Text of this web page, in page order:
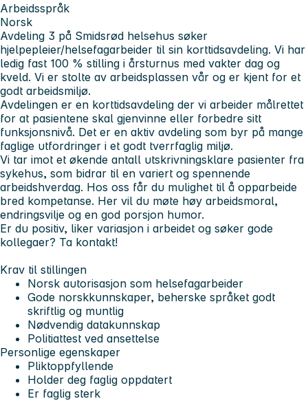
Arbeidsspråk
Norsk
Avdeling 3 på Smidsrød helsehus søker
hjelpepleier/helsefagarbeider til sin korttidsavdeling. Vi har
ledig fast 100 % stilling i årsturnus med vakter dag og
kveld. Vi er stolte av arbeidsplassen vår og er kjent for et
godt arbeidsmiljø.
Avdelingen er en korttidsavdeling der vi arbeider målrettet
for at pasientene skal gjenvinne eller forbedre sitt
funksjonsnivå. Det er en aktiv avdeling som byr på mange
faglige utfordringer i et godt tverrfaglig miljø.
Vi tar imot et økende antall utskrivningsklare pasienter fra
sykehus, som bidrar til en variert og spennende
arbeidshverdag. Hos oss får du mulighet til å opparbeide
bred kompetanse. Her vil du møte høy arbeidsmoral,
endringsvilje og en god porsjon humor.
Er du positiv, liker variasjon i arbeidet og søker gode
kollegaer? Ta kontakt!
Krav til stillingen
Norsk autorisasjon som helsefagarbeider
Gode norskkunnskaper, beherske språket godt
skriftlig og muntlig
Nødvendig datakunnskap
Politiattest ved ansettelse
Personlige egenskaper
Pliktoppfyllende
Holder deg faglig oppdatert
Er faglig sterk